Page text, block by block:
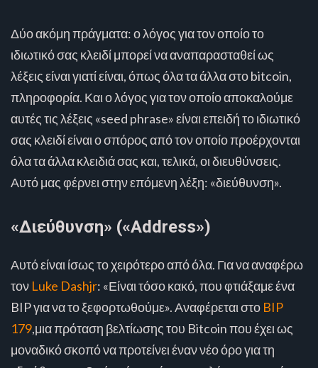
Δύο ακόμη πράγματα: ο λόγος για τον οποίο το
ιδιωτικό σας κλειδί μπορεί να αναπαρασταθεί ως
λέξεις είναι γιατί είναι, όπως όλα τα άλλα στο bitcoin,
πληροφορία. Και ο λόγος για τον οποίο αποκαλούμε
αυτές τις λέξεις «seed phrase» είναι επειδή το ιδιωτικό
σας κλειδί είναι ο σπόρος από τον οποίο προέρχονται
όλα τα άλλα κλειδιά σας και, τελικά, οι διευθύνσεις.
Αυτό μας φέρνει στην επόμενη λέξη: «διεύθυνση».
«Διεύθυνση» («Address»)
Αυτό είναι ίσως το χειρότερο από όλα. Για να αναφέρω
τον Luke Dashjr: «Είναι τόσο κακό, που φτιάξαμε ένα
BIP για να το ξεφορτωθούμε». Αναφέρεται στο BIP
179,μια πρόταση βελτίωσης του Bitcoin που έχει ως
μοναδικό σκοπό να προτείνει έναν νέο όρο για τη